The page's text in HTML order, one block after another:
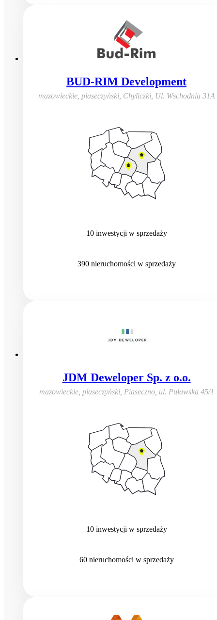
BUD-RIM Development
mazowieckie, piaseczyński, Chyliczki, Ul. Wschodnia 31A
10 inwestycji w sprzedaży
390 nieruchomości w sprzedaży
JDM Deweloper Sp. z o.o.
mazowieckie, piaseczyński, Piaseczno, ul. Puławska 45/1
10 inwestycji w sprzedaży
60 nieruchomości w sprzedaży